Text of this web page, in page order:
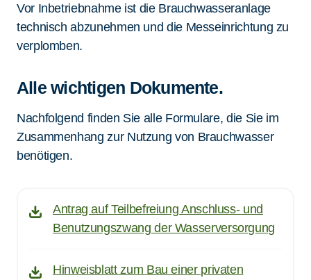
Vor Inbetriebnahme ist die Brauchwasseranlage
technisch abzunehmen und die Messeinrichtung zu
verplomben.
Alle wichtigen Dokumente.
Nachfolgend finden Sie alle Formulare, die Sie im
Zusammenhang zur Nutzung von Brauchwasser
benötigen.
Antrag auf Teilbefreiung Anschluss- und
Benutzungszwang der Wasserversorgung
Hinweisblatt zum Bau einer privaten